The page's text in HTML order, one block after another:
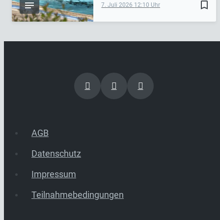
bookmark_border
7. Juli 2026 12:10
AGB
Datenschutz
Impressum
Teilnahmebedingungen